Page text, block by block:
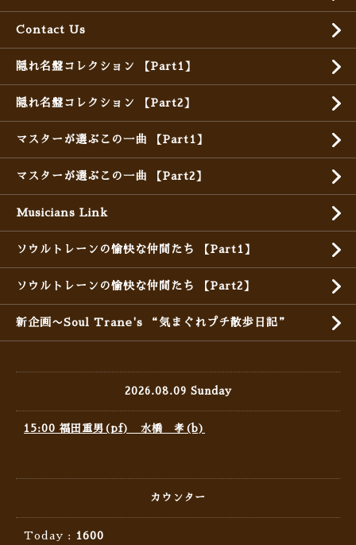
Contact Us
隠れ名盤コレクション 【Part1】
隠れ名盤コレクション 【Part2】
マスターが選ぶこの一曲 【Part1】
マスターが選ぶこの一曲 【Part2】
Musicians Link
ソウルトレーンの愉快な仲間たち 【Part1】
ソウルトレーンの愉快な仲間たち 【Part2】
新企画〜Soul Trane's “気まぐれプチ散歩日記”
2026.08.09 Sunday
15:00 福田重男(pf) 水橋 孝(b)
カウンター
Today : 1600